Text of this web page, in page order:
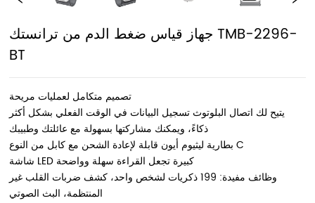
جهاز قياس ضغط الدم من ترانستك TMB-2296-
BT
تصميم متكامل لعمليات مريحة
يتيح لك اتصال البلوتوث تسجيل البيانات في الوقت الفعلي بشكل أكثر
ذكاءً، ويمكنك مشاركتها بسهولة مع عائلتك وطبيبك
بطارية ليثيوم أيون قابلة لإعادة الشحن مع كابل من النوع C
شاشة LED كبيرة تجعل القراءة سهلة وواضحة
وظائف مفيدة: 199 ذكريات لشخص واحد، كشف ضربات القلب غير
المنتظمة، البث الصوتي